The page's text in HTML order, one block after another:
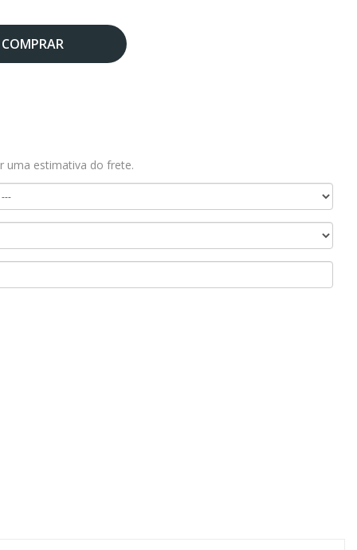
COMPRAR
uma estimativa do frete.